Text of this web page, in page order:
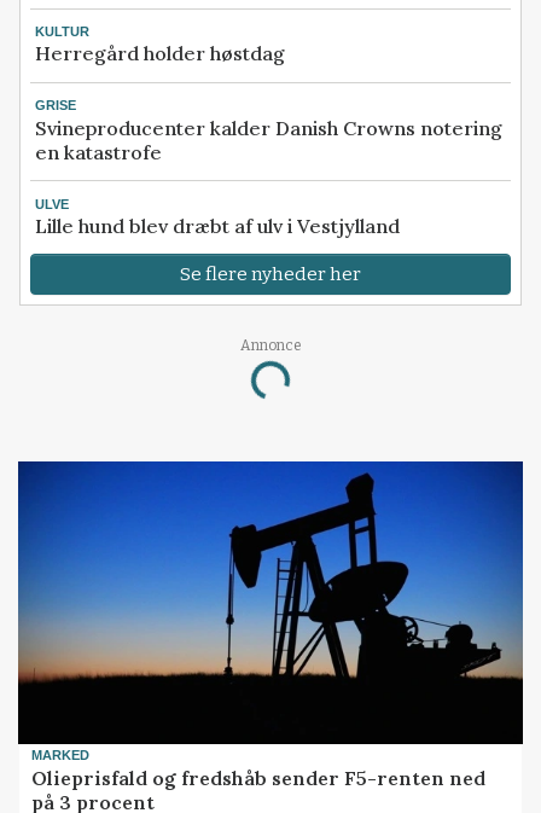
KULTUR
Herregård holder høstdag
GRISE
Svineproducenter kalder Danish Crowns notering
en katastrofe
ULVE
Lille hund blev dræbt af ulv i Vestjylland
Se flere nyheder her
Annonce
Loading...
MARKED
Olieprisfald og fredshåb sender F5-renten ned
på 3 procent